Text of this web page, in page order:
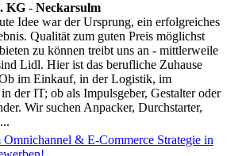
KG - Neckarsulm
Idee war der Ursprung, ein erfolgreiches
Qualität zum guten Preis möglichst
zu können treibt uns an - mittlerweile
Lidl. Hier ist das berufliche Zuhause
im Einkauf, in der Logistik, im
der IT; ob als Impulsgeber, Gestalter oder
Wir suchen Anpacker, Durchstarter,